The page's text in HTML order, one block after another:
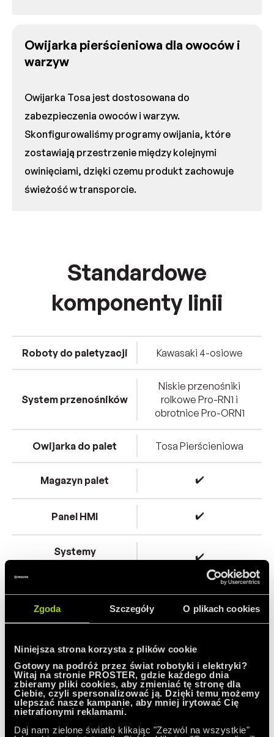
Zgoda Szczegóły O plikach cookies
Niniejsza strona korzysta z plików cookie
Gotowy na podróż przez świat robotyki i elektryki?
Witaj na stronie PROSTER, gdzie każdego dnia
zbieramy pliki cookies, aby zmieniać tę stronę dla
Ciebie, czyli spersonalizować ją. Dzięki temu możemy
ulepszać nasze kampanie, aby mniej irytować Cię
nietrafionymi reklamami.
Daj nam zielone światło klikając "Zezwól na wszystkie"
Owijarka pierścieniowa dla owoców i
warzyw
Owijarka Tosa jest dostosowana do
zabezpieczenia owoców i warzyw.
Skonfigurowaliśmy programy owijania, które
zostawiają przestrzenie między kolejnymi
owinięciami, dzięki czemu produkt zachowuje
świeżość w transporcie.
Standardowe
komponenty linii
Roboty do paletyzacji Kawasaki 4-osiowe
System przenośników
Niskie przenośniki
rolkowe Pro-RN1 i
obrotnice Pro-ORN1
Owijarka do palet Tosa Pierścieniowa
Magazyn palet ✔️
Panel HMI ✔️
Systemy
✔️
✔️
Co dla Ciebie zrobimy?
i